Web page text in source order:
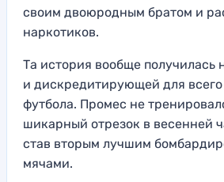
своим двоюродным братом и
наркотиков.
Та история вообще получилась
и дискредитирующей для
футбола. Промес не
шикарный отрезок в весенней
став вторым лучшим
мячами.